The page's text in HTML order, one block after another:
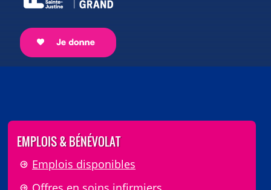
EMPLOIS & BÉNÉVOLAT
Emplois disponibles